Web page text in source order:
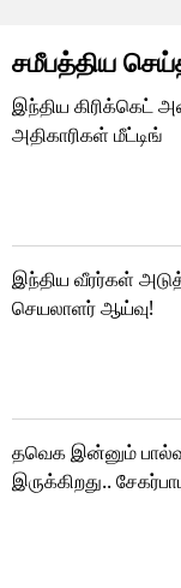
சமீபத்திய
இந்திய கிரிக்கெட்
அதிகாரிகள் மீட்டிங்
இந்திய வீரர்கள்
செயலாளர் ஆய்வு!
தவெக இன்னும்
இருக்கிறது..